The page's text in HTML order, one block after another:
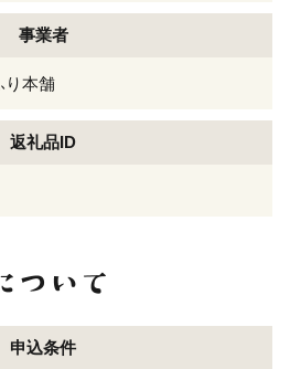
事業者
り本舗
返礼品ID
申込条件